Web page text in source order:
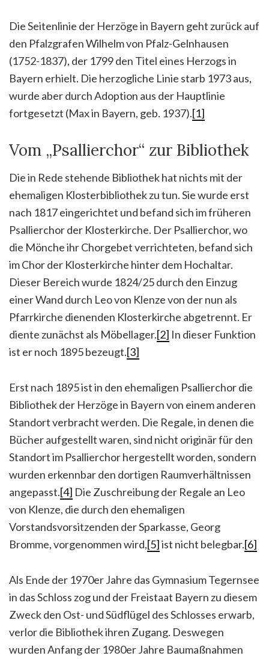
Die Seitenlinie der Herzöge in Bayern geht zurück auf
den Pfalzgrafen Wilhelm von Pfalz-Gelnhausen
(1752-1837), der 1799 den Titel eines Herzogs in
Bayern erhielt. Die herzogliche Linie starb 1973 aus,
wurde aber durch Adoption aus der Hauptlinie
fortgesetzt (Max in Bayern, geb. 1937).[1]
Vom „Psallierchor“ zur Bibliothek
Die in Rede stehende Bibliothek hat nichts mit der
ehemaligen Klosterbibliothek zu tun. Sie wurde erst
nach 1817 eingerichtet und befand sich im früheren
Psallierchor der Klosterkirche. Der Psallierchor, wo
die Mönche ihr Chorgebet verrichteten, befand sich
im Chor der Klosterkirche hinter dem Hochaltar.
Dieser Bereich wurde 1824/25 durch den Einzug
einer Wand durch Leo von Klenze von der nun als
Pfarrkirche dienenden Klosterkirche abgetrennt. Er
diente zunächst als Möbellager.[2] In dieser Funktion
ist er noch 1895 bezeugt.[3]
Erst nach 1895 ist in den ehemaligen Psallierchor die
Bibliothek der Herzöge in Bayern von einem anderen
Standort verbracht werden. Die Regale, in denen die
Bücher aufgestellt waren, sind nicht originär für den
Standort im Psallierchor hergestellt worden, sondern
wurden erkennbar den dortigen Raumverhältnissen
angepasst.[4] Die Zuschreibung der Regale an Leo
von Klenze, die durch den ehemaligen
Vorstandsvorsitzenden der Sparkasse, Georg
Bromme, vorgenommen wird,[5]ist nicht belegbar.[6]
Als Ende der 1970er Jahre das Gymnasium Tegernsee
in das Schloss zog und der Freistaat Bayern zu diesem
Zweck den Ost- und Südflügel des Schlosses erwarb,
verlor die Bibliothek ihren Zugang. Deswegen
wurden Anfang der 1980er Jahre Baumaßnahmen